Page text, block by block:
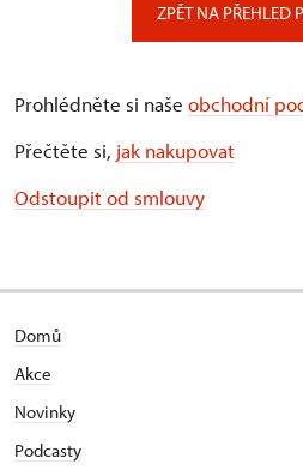
ZPĚT NA PŘEHLED
Prohlédněte si naše obchodní
Přečtěte si, jak nakupovat
Odstoupit od smlouvy
Domů
Akce
Novinky
Podcasty